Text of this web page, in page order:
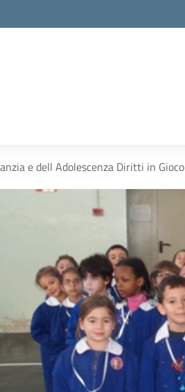
e dell Adolescenza Diritti in Gioco